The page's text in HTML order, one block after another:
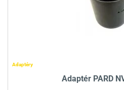
Adaptéry
Adaptér PARD